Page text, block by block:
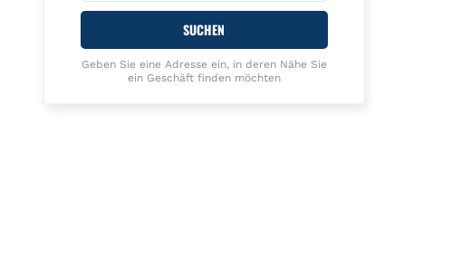
SUCHEN
Geben Sie eine Adresse ein, in deren Nähe Sie
ein Geschäft finden möchten